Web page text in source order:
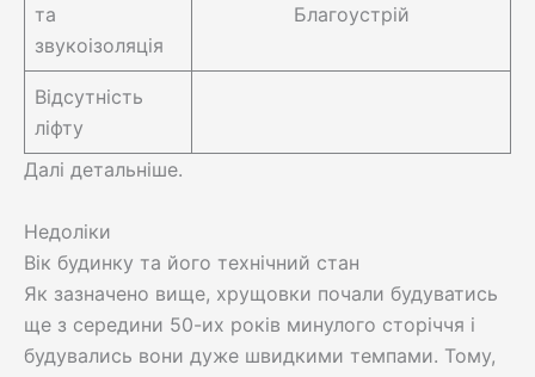
та
звукоізоляція
Благоустрій
Відсутність
ліфту
Далі детальніше.
Недоліки
Вік будинку та його технічний стан
Як зазначено вище, хрущовки почали будуватись
ще з середини 50-их років минулого сторіччя і
будувались вони дуже швидкими темпами. Тому,